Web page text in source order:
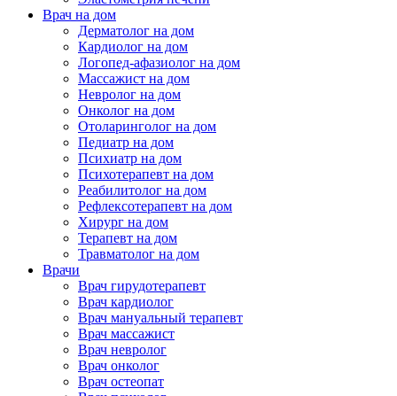
Врач на дом
Дерматолог на дом
Кардиолог на дом
Логопед-афазиолог на дом
Массажист на дом
Невролог на дом
Онколог на дом
Отоларинголог на дом
Педиатр на дом
Психиатр на дом
Психотерапевт на дом
Реабилитолог на дом
Рефлексотерапевт на дом
Хирург на дом
Терапевт на дом
Травматолог на дом
Врачи
Врач гирудотерапевт
Врач кардиолог
Врач мануальный терапевт
Врач массажист
Врач невролог
Врач онколог
Врач остеопат